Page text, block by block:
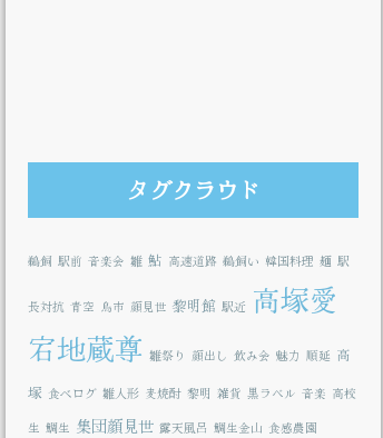
タグクラウド
鵜飼 駅前 音楽会 雛 鮎 高速道路 鵜飼い 韓国料理 麺 駅
長対抗 青空 鳥市 顔見世 黎明館 駅近 高塚愛
宕地蔵尊 雛祭り 顔出し 飲み会 魅力 順延 高
塚 食べログ 雛人形 麦焼酎 黎明 雑貨 黒ラベル 音楽 高校
生 鯛生 集団顔見世 露天風呂 鯛生金山 食感農園